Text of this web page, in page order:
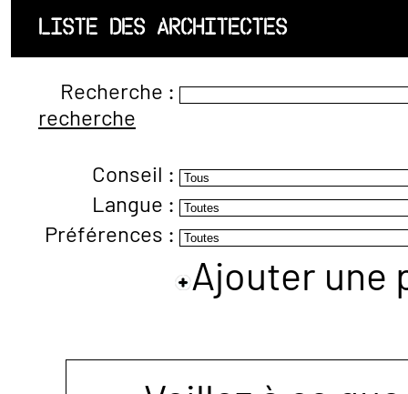
ACCUEIL
LISTE DES
ARCHITECTES
JURISPRUDENCE
ANNEXE 4 CODT
LISTE DES ARCHITECTES
Recherche :
recherche
Conseil :
Langue :
Préférences :
Ajouter une